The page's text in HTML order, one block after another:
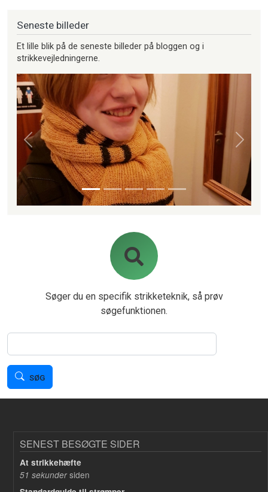
Seneste billeder
Et lille blik på de seneste billeder på bloggen og i
strikkevejledningerne.
Forrige Næste
Søger du en specifik strikketeknik, så prøv
søgefunktionen.
Søg
SØG
SENEST BESØGTE SIDER
At strikkehæfte
51 sekundersiden